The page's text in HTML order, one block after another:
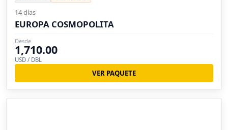
14 días
EUROPA COSMOPOLITA
Desde
1,710.00
USD / DBL
VER PAQUETE